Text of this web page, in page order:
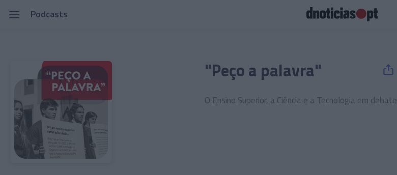
Podcasts
"Peço a palavra"
O Ensino Superior, a Ciência e a Tecnologia em debate